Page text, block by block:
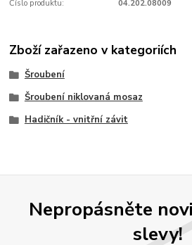
Číslo produktu: 04.202.08009
Zboží zařazeno v kategoriích
Šroubení
Šroubení niklovaná mosaz
Hadičník - vnitřní závit
Nepropásněte
slevy!